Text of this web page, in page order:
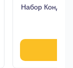
Набор